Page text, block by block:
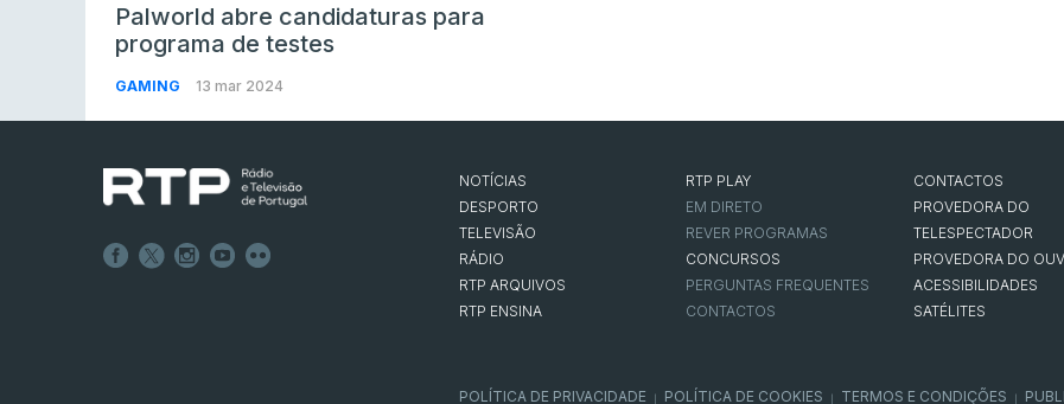
Palworld abre candidaturas para
programa de testes
GAMING 13 mar 2024
NOTÍCIAS
DESPORTO
TELEVISÃO
RÁDIO
RTP ARQUIVOS
RTP ENSINA
RTP PLAY
EM DIRETO
REVER PROGRAMAS
CONCURSOS
PERGUNTAS FREQUENTES
CONTACTOS
CONTACTOS
PROVEDORA DO
TELESPECTADOR
PROVEDORA DO
ACESSIBILIDADES
SATÉLITES
POLÍTICA DE PRIVACIDADE POLÍTICA DE COOKIES TERMOS E CONDIÇÕES